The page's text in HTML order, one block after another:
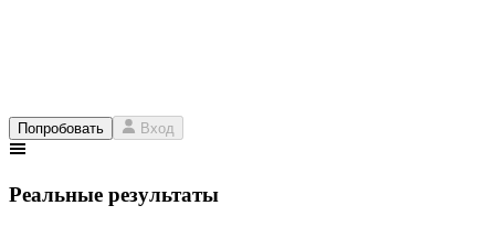
Попробовать Вход
Реальные результаты